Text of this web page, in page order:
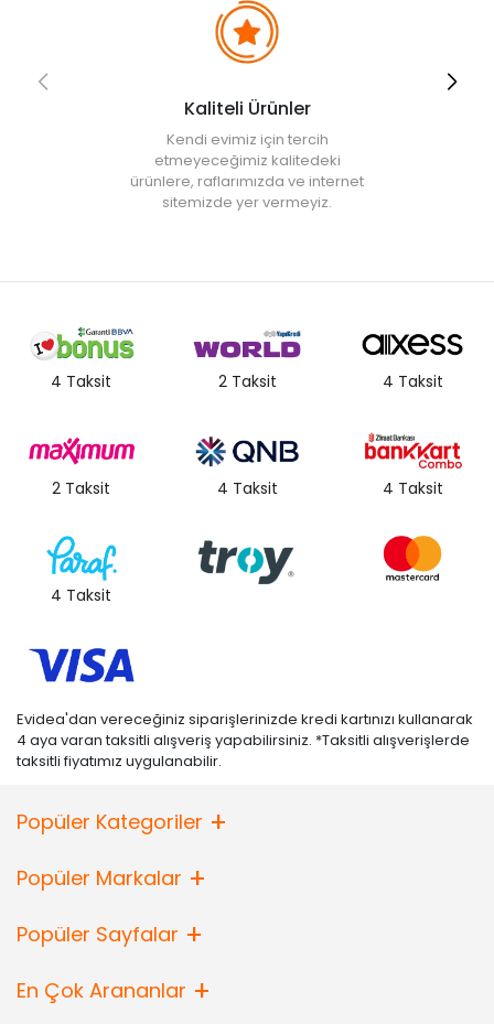
• " Ürün görsellerinde ışık, ortam ve dijital düzenlemelere bağlı
olarak renk ve doku farklılıkları oluşabilir. "
Kaliteli Ürünler
Kendi evimiz için tercih
etmeyeceğimiz kalitedeki
ürünlere, raflarımızda ve internet
sitemizde yer vermeyiz.
4 Taksit 2 Taksit 4 Taksit
2 Taksit 4 Taksit 4 Taksit
4 Taksit
Evidea'dan vereceğiniz siparişlerinizde kredi kartınızı kullanarak
4 aya varan taksitli alışveriş yapabilirsiniz. *Taksitli alışverişlerde
taksitli fiyatımız uygulanabilir.
Popüler Kategoriler
Popüler Markalar
Popüler Sayfalar
En Çok Arananlar